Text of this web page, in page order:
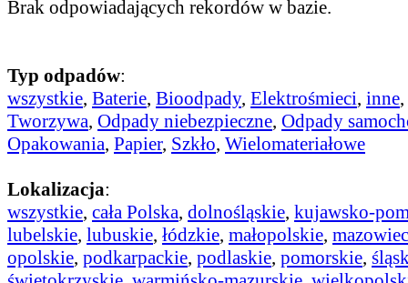
Brak odpowiadających rekordów w bazie.
Typ odpadów:
wszystkie, Baterie, Bioodpady, Elektrośmieci, inne,
Tworzywa, Odpady niebezpieczne, Odpady
Opakowania, Papier, Szkło, Wielomateriałowe
Lokalizacja:
wszystkie, cała Polska, dolnośląskie, kujawsko-
lubelskie, lubuskie, łódzkie, małopolskie,
opolskie, podkarpackie, podlaskie, pomorskie,